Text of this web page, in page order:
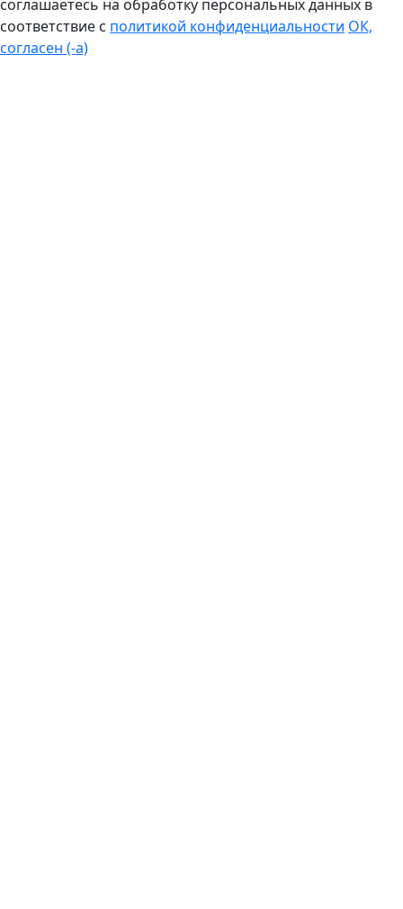
соглашаетесь на обработку персональных данных в
соответствие с политикой конфиденциальности ОК,
согласен (-а)